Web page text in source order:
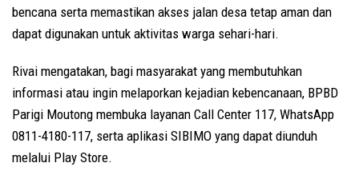
bencana serta memastikan akses jalan desa tetap aman dan
dapat digunakan untuk aktivitas warga sehari-hari.
Rivai mengatakan, bagi masyarakat yang membutuhkan
informasi atau ingin melaporkan kejadian kebencanaan, BPBD
Parigi Moutong membuka layanan Call Center 117, WhatsApp
0811-4180-117, serta aplikasi SIBIMO yang dapat diunduh
melalui Play Store.